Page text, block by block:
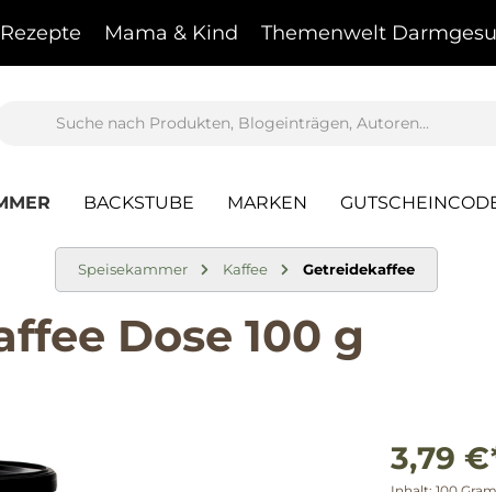
Rezepte Mama & Kind Themenwelt
BACKSTUBE MARKEN
Speisekammer Kaffee Getreidekaffee
Dose 100 g
3,79